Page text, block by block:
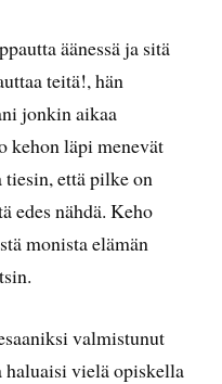
äänessä ja sitä
teitä!, hän
jonkin aikaa
kehon läpi menevät
tiesin, että pilke on
edes nähdä. Keho
monista elämän
valmistunut
haluaisi vielä opiskella